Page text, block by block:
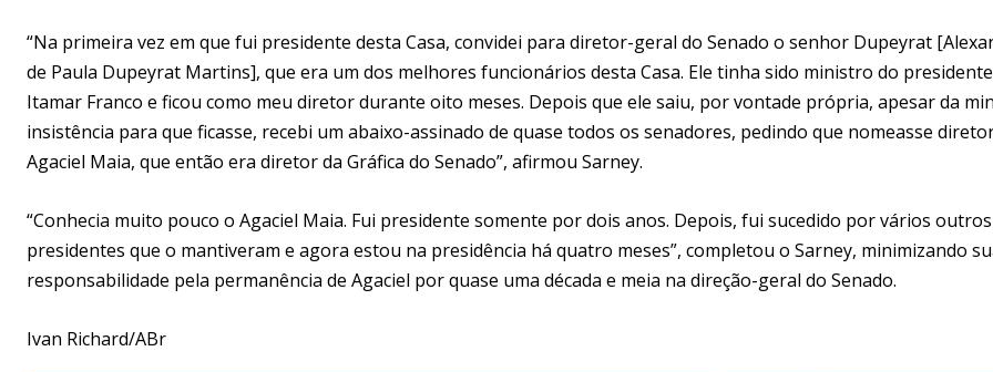
“Na primeira vez em que fui presidente desta Casa, convidei para diretor-geral do Senado o senhor Dupeyrat
de Paula Dupeyrat Martins], que era um dos melhores funcionários desta Casa. Ele tinha sido ministro do presidente
Itamar Franco e ficou como meu diretor durante oito meses. Depois que ele saiu, por vontade própria, apesar da
insistência para que ficasse, recebi um abaixo-assinado de quase todos os senadores, pedindo que nomeasse
Agaciel Maia, que então era diretor da Gráfica do Senado”, afirmou Sarney.
“Conhecia muito pouco o Agaciel Maia. Fui presidente somente por dois anos. Depois, fui sucedido por vários outros
presidentes que o mantiveram e agora estou na presidência há quatro meses”, completou o Sarney, minimizando
responsabilidade pela permanência de Agaciel por quase uma década e meia na direção-geral do Senado.
Ivan Richard/ABr